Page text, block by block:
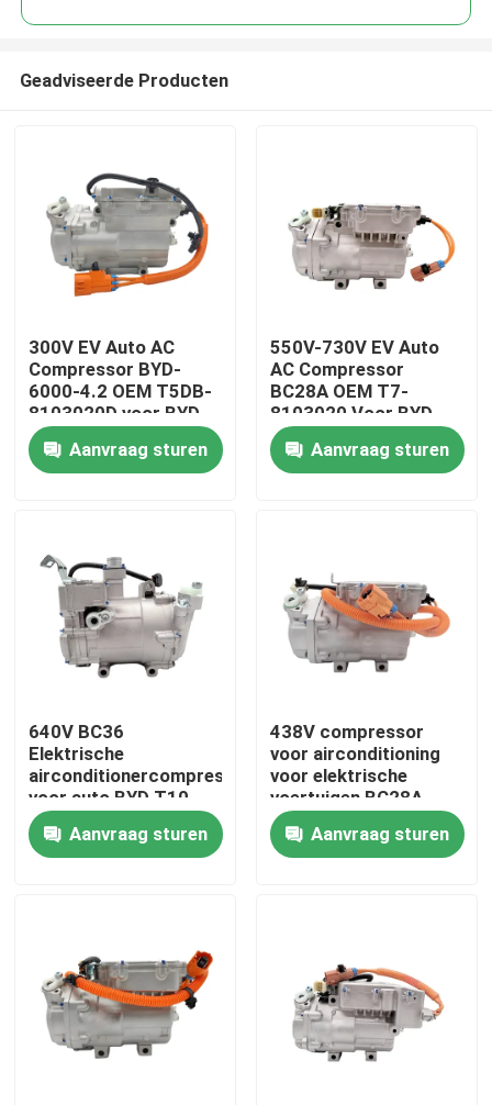
Thuis
Videos
Over ons
Fabriekstocht
Kwaliteitscontrole
Gevallen
Vraag een offerte aan
Geadviseerde Producten
300V EV Auto AC
Compressor BYD-
6000-4.2 OEM T5DB-
8103020D voor BYD
V3
Aanvraag sturen
550V-730V EV Auto
AC Compressor
BC28A OEM T7-
8103020 Voor BYD
Truck
Aanvraag sturen
640V BC36
Elektrische
airconditionercompressor
voor auto BYD T10
Aanvraag sturen
438V compressor
voor airconditioning
voor elektrische
voertuigen BC28A
voor BYD M3 VBEI-
8103020Aanvraag sturen